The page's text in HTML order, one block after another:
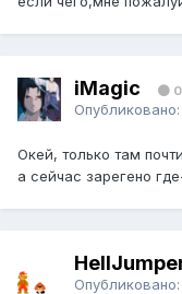
iMagic 0
Опубликовано:
Окей, только там
а сейчас зарегено
Опубликовано: